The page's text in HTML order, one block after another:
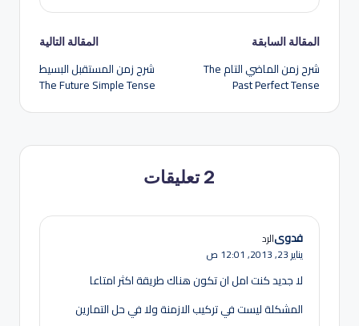
تصفّح
المقالات
المقالة السابقة
شرح زمن الماضي التام The
Past Perfect Tense
المقالة التالية
شرح زمن المستقبل البسيط
The Future Simple Tense
2 تعليقات
فدوىالرد
يناير 23, 2013,
12:01 ص
لا جديد كنت امل ان تكون هناك طريقة اكثر امتاعا
المشكلة ليست في تركيب الازمنة ولا في حل التمارين